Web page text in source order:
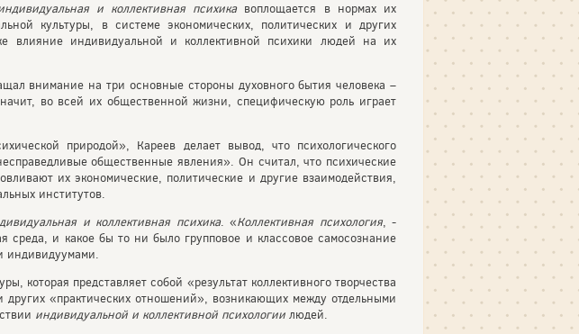
и коллективная психикавоплощается в нормах их
культуры, в системе экономических, политических и других
влияние индивидуальной и коллективной психики людей на их
внимание на три основные стороны духовного бытия человека –
во всей их общественной жизни, специфическую роль играет
природой», Кареев делает вывод, что психологического
общественные явления». Он считал, что психические
их экономические, политические и другие взаимодействия,
институтов.
и коллективная психика. «Коллективная психология, -
и какое бы то ни было групповое и классовое самосознание
индивидуумами.
которая представляет собой «результат коллективного творчества
других «практических отношений», возникающих между отдельными
индивидуальной и коллективной психологии людей.